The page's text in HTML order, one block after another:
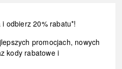
odbierz 20% rabatu*!
promocjach, nowych
kody rabatowe i